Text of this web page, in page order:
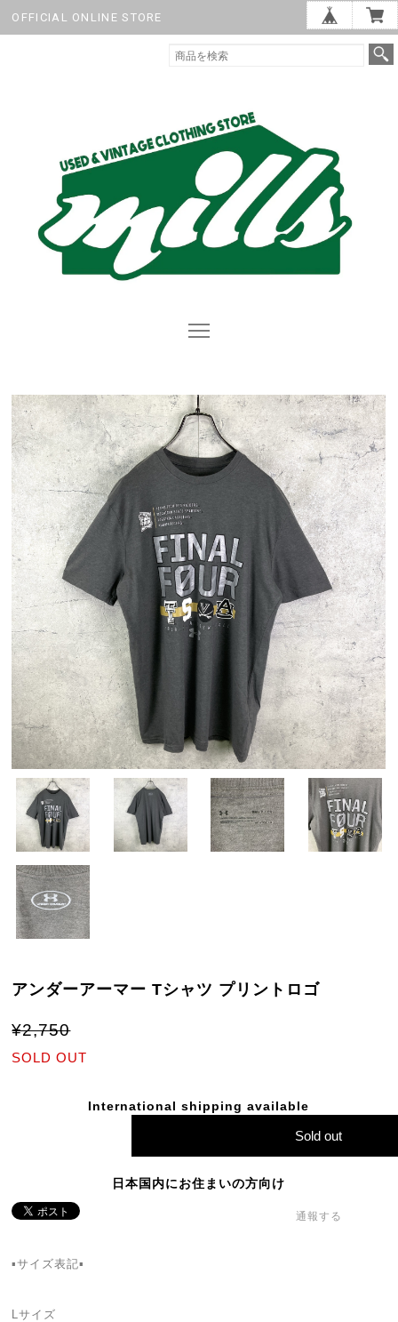
OFFICIAL ONLINE STORE
アンダーアーマー Tシャツ プリントロゴ
¥2,750
SOLD OUT
International shipping available
Sold out
日本国内にお住まいの方向け
通報する
▪️サイズ表記▪️
Lサイズ